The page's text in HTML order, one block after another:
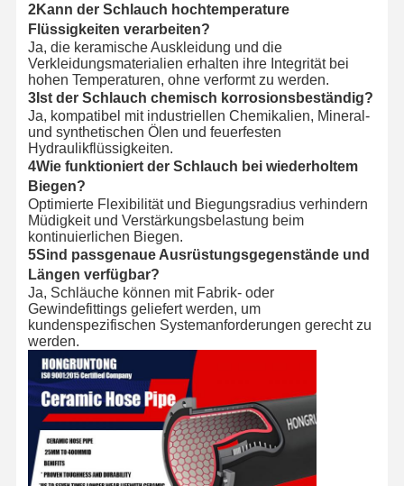
2Kann der Schlauch hochtemperature
Flüssigkeiten verarbeiten?
Ja, die keramische Auskleidung und die
Verkleidungsmaterialien erhalten ihre Integrität bei
hohen Temperaturen, ohne verformt zu werden.
3Ist der Schlauch chemisch korrosionsbeständig?
Ja, kompatibel mit industriellen Chemikalien, Mineral-
und synthetischen Ölen und feuerfesten
Hydraulikflüssigkeiten.
4Wie funktioniert der Schlauch bei wiederholtem
Biegen?
Optimierte Flexibilität und Biegungsradius verhindern
Müdigkeit und Verstärkungsbelastung beim
kontinuierlichen Biegen.
5Sind passgenaue Ausrüstungsgegenstände und
Längen verfügbar?
Ja, Schläuche können mit Fabrik- oder
Gewindefittings geliefert werden, um
kundenspezifischen Systemanforderungen gerecht zu
werden.